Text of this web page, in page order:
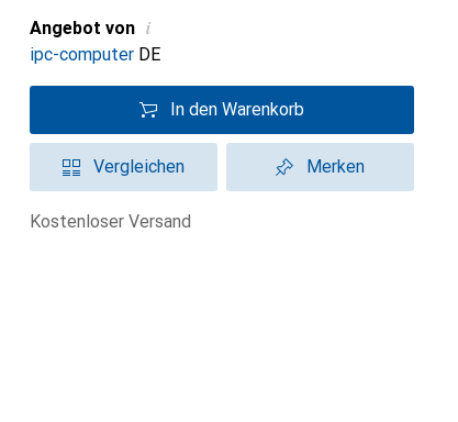
Angebot von i
ipc-computer DE
In den Warenkorb
Vergleichen Merken
kostenloser Versand